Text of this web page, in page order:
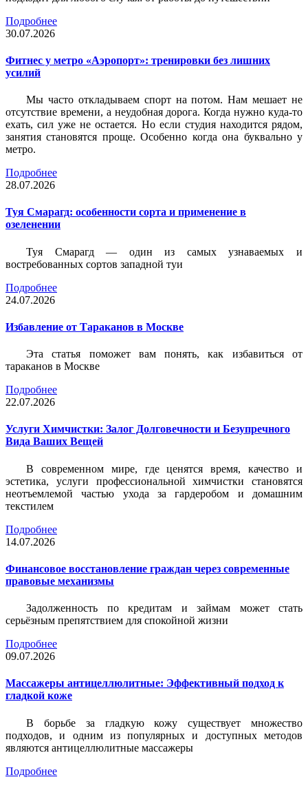
Подробнее
30.07.2026
Фитнес у метро «Аэропорт»: тренировки без лишних
усилий
Мы часто откладываем спорт на потом. Нам мешает не
отсутствие времени, а неудобная дорога. Когда нужно куда-то
ехать, сил уже не остается. Но если студия находится рядом,
занятия становятся проще. Особенно когда она буквально у
метро.
Подробнее
28.07.2026
Туя Смарагд: особенности сорта и применение в
озеленении
Туя Смарагд — один из самых узнаваемых и
востребованных сортов западной туи
Подробнее
24.07.2026
Избавление от Тараканов в Москве
Эта статья поможет вам понять, как избавиться от
тараканов в Москве
Подробнее
22.07.2026
Услуги Химчистки: Залог Долговечности и Безупречного
Вида Ваших Вещей
В современном мире, где ценятся время, качество и
эстетика, услуги профессиональной химчистки становятся
неотъемлемой частью ухода за гардеробом и домашним
текстилем
Подробнее
14.07.2026
Финансовое восстановление граждан через современные
правовые механизмы
Задолженность по кредитам и займам может стать
серьёзным препятствием для спокойной жизни
Подробнее
09.07.2026
Массажеры антицеллюлитные: Эффективный подход к
гладкой коже
В борьбе за гладкую кожу существует множество
подходов, и одним из популярных и доступных методов
являются антицеллюлитные массажеры
Подробнее